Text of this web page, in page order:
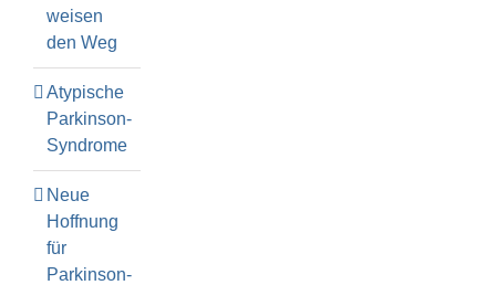
weisen
den Weg
Atypische
Parkinson-
Syndrome
Neue
Hoffnung
für
Parkinson-